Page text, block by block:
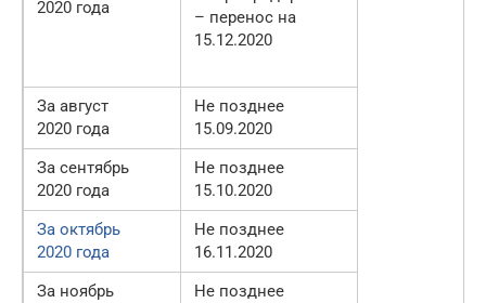
2020 года
– перенос на
15.12.2020
За август
2020 года
Не позднее
15.09.2020
За сентябрь
2020 года
Не позднее
15.10.2020
За октябрь
2020 года
Не позднее
16.11.2020
За ноябрь
Не позднее